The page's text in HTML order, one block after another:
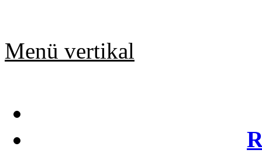
Menü vertikal